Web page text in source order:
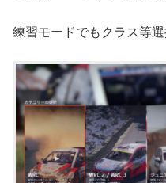
練習モードでもクラス等選